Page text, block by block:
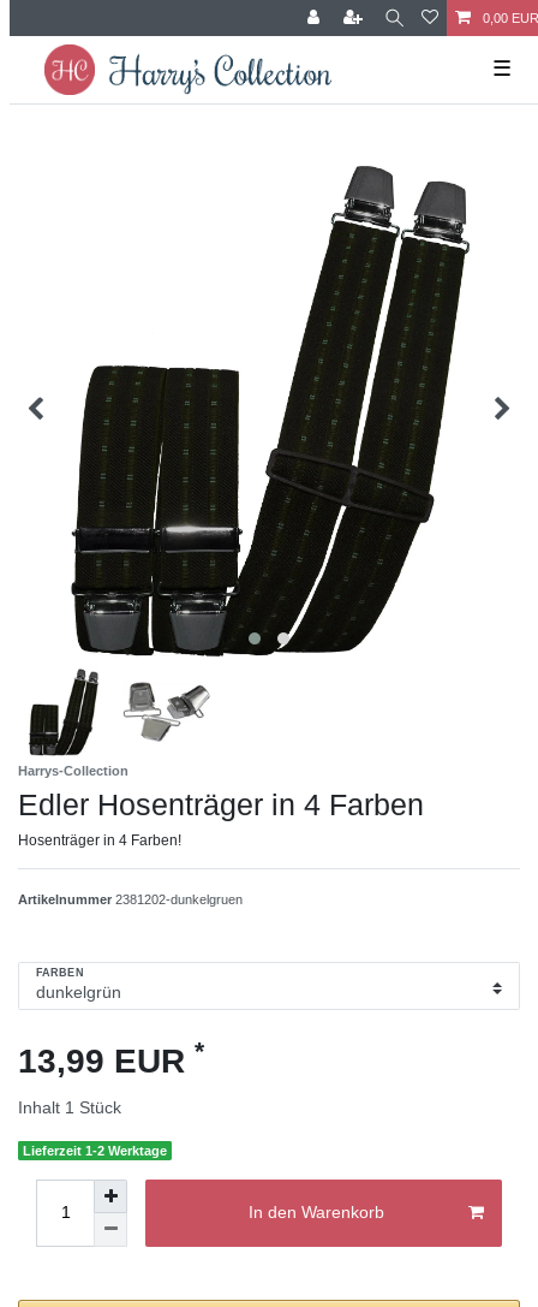
0,00 EUR
☰
Harrys-Collection
Edler Hosenträger in 4 Farben
Hosenträger in 4 Farben!
Artikelnummer 2381202-dunkelgruen
FARBEN
13,99 EUR *
Inhalt 1 Stück
Lieferzeit 1-2 Werktage
In den Warenkorb